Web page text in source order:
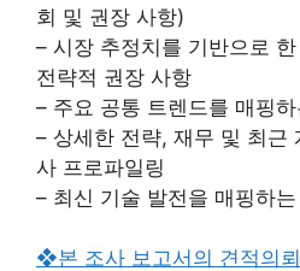
회 및 권장 사항)
– 시장 추정치를 기반으로
전략적 권장 사항
– 주요 공통 트렌드를 매핑
– 상세한 전략, 재무 및 최근
사 프로파일링
– 최신 기술 발전을 매핑하
❖본 조사 보고서의 견적의